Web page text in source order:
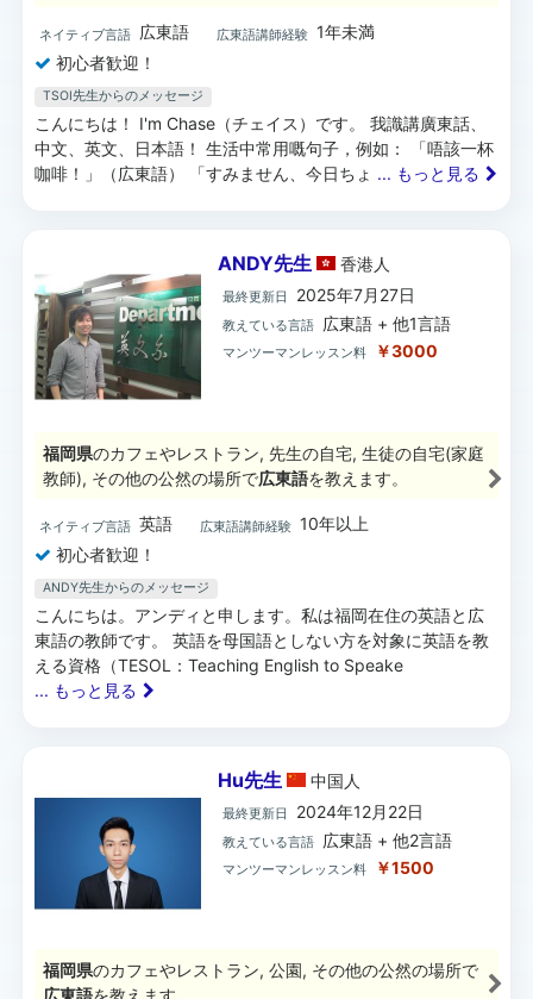
ネイティブ言語 広東語 広東語講師経験 1年未満
初心者歓迎！
TSOI先生からのメッセージ
こんにちは！ I'm Chase（チェイス）です。 我識講廣東話、
中文、英文、日本語！ 生活中常用嘅句子，例如： 「唔該一杯
咖啡！」（広東語） 「すみません、今日ちょ ... もっと見る
ANDY先生 香港人
最終更新日 2025年7月27日
教えている言語 広東語 + 他1言語
マンツーマンレッスン料 ￥3000
福岡県のカフェやレストラン, 先生の自宅, 生徒の自宅(家庭
教師), その他の公然の場所で広東語を教えます。
ネイティブ言語 英語 広東語講師経験 10年以上
初心者歓迎！
ANDY先生からのメッセージ
こんにちは。アンディと申します。私は福岡在住の英語と広
東語の教師です。 英語を母国語としない方を対象に英語を教
える資格（TESOL：Teaching English to Speake
... もっと見る
Hu先生 中国 人
最終更新日 2024年12月22日
教えている言語 広東語 + 他2言語
マンツーマンレッスン料 ￥1500
福岡県のカフェやレストラン, 公園, その他の公然の場所で
広東語を教えます。